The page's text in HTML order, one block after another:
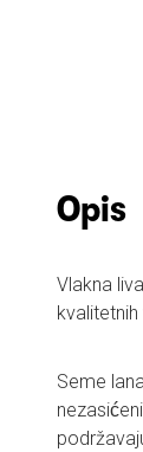
Opis
Vlakna
Seme